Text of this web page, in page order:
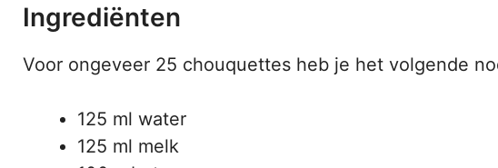
Ingrediënten
Voor ongeveer 25 chouquettes heb je het volgende
125 ml water
125 ml melk